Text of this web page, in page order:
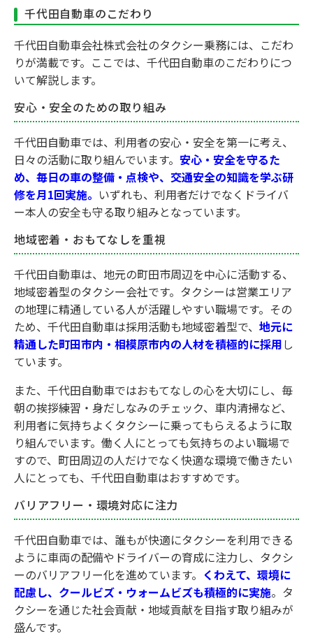
千代田自動車のこだわり
千代田自動車会社株式会社のタクシー乗務には、こだわ
りが満載です。ここでは、千代田自動車のこだわりにつ
いて解説します。
安心・安全のための取り組み
千代田自動車では、利用者の安心・安全を第一に考え、
日々の活動に取り組んでいます。 安心・安全を守るた
め、毎日の車の整備・点検や、交通安全の知識を学ぶ研
修を月1回実施。 いずれも、利用者だけでなくドライバ
ー本人の安全も守る取り組みとなっています。
地域密着・おもてなしを重視
千代田自動車は、地元の町田市周辺を中心に活動する、
地域密着型のタクシー会社です。タクシーは営業エリア
の地理に精通している人が活躍しやすい職場です。その
ため、千代田自動車は採用活動も地域密着型で、 地元に
精通した町田市内・相模原市内の人材を積極的に採用し
ています。
また、千代田自動車ではおもてなしの心を大切にし、毎
朝の挨拶練習・身だしなみのチェック、車内清掃など、
利用者に気持ちよくタクシーに乗ってもらえるように取
り組んでいます。働く人にとっても気持ちのよい職場で
すので、町田周辺の人だけでなく快適な環境で働きたい
人にとっても、千代田自動車はおすすめです。
バリアフリー・環境対応に注力
千代田自動車では、誰もが快適にタクシーを利用できる
ように車両の配備やドライバーの育成に注力し、タクシ
ーのバリアフリー化を進めています。 くわえて、環境に
配慮し、クールビズ・ウォームビズも積極的に実施。タ
クシーを通じた社会貢献・地域貢献を目指す取り組みが
盛んです。